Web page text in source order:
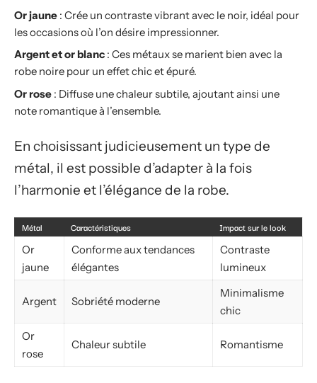
Or jaune : Crée un contraste vibrant avec le noir, idéal pour
les occasions où l’on désire impressionner.
Argent et or blanc : Ces métaux se marient bien avec la
robe noire pour un effet chic et épuré.
Or rose : Diffuse une chaleur subtile, ajoutant ainsi une
note romantique à l’ensemble.
En choisissant judicieusement un type de
métal, il est possible d’adapter à la fois
l’harmonie et l’élégance de la robe.
Métal Caractéristiques
Impact sur le look
Or
jaune
Conforme aux tendances
élégantes
Contraste
lumineux
Argent Sobriété moderne
Minimalisme
chic
Or
rose
Chaleur subtile Romantisme